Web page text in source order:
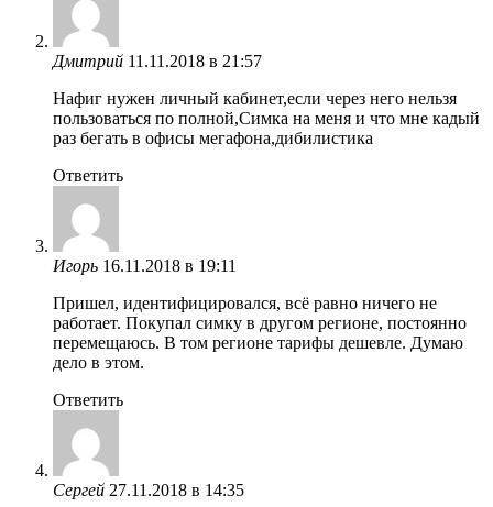
Дмитрий 11.11.2018 в 21:57
Нафиг нужен личный кабинет,если через него нельзя
пользоваться по полной,Симка на меня и что мне кадый
раз бегать в офисы мегафона,дибилистика
Ответить
Игорь 16.11.2018 в 19:11
Пришел, идентифицировался, всё равно ничего не
работает. Покупал симку в другом регионе, постоянно
перемещаюсь. В том регионе тарифы дешевле. Думаю
дело в этом.
Ответить
Сергей 27.11.2018 в 14:35